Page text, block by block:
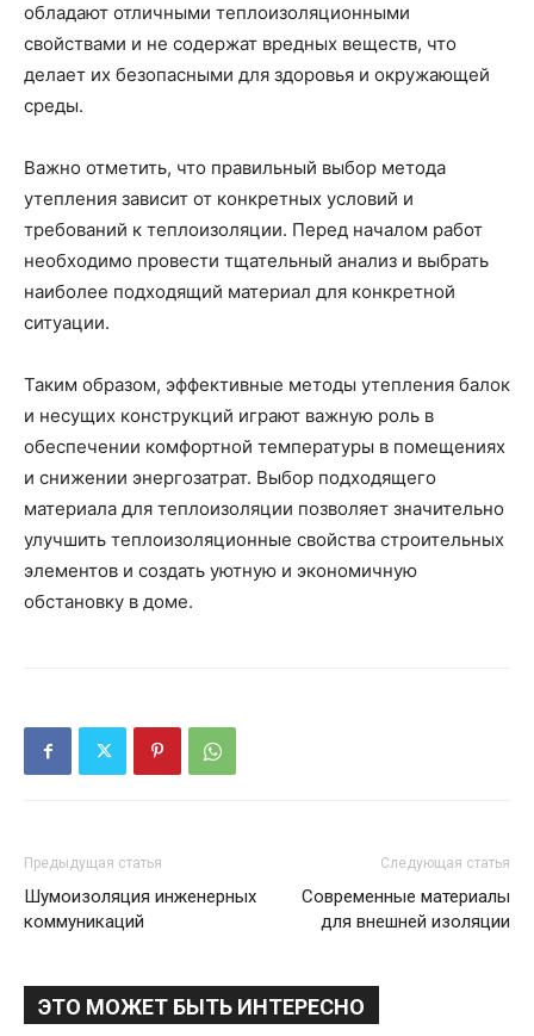
обладают отличными теплоизоляционными
свойствами и не содержат вредных веществ, что
делает их безопасными для здоровья и окружающей
среды.
Важно отметить, что правильный выбор метода
утепления зависит от конкретных условий и
требований к теплоизоляции. Перед началом работ
необходимо провести тщательный анализ и выбрать
наиболее подходящий материал для конкретной
ситуации.
Таким образом, эффективные методы утепления балок
и несущих конструкций играют важную роль в
обеспечении комфортной температуры в помещениях
и снижении энергозатрат. Выбор подходящего
материала для теплоизоляции позволяет значительно
улучшить теплоизоляционные свойства строительных
элементов и создать уютную и экономичную
обстановку в доме.
Предыдущая статья
Шумоизоляция инженерных
коммуникаций
Следующая статья
Современные материалы
для внешней изоляции
ЭТО МОЖЕТ БЫТЬ ИНТЕРЕСНО